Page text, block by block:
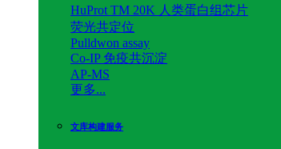
HuProt TM 20K 人类蛋白组芯片
荧光共定位
Pulldwon assay
Co-IP 免疫共沉淀
AP-MS
更多...
文库构建服务